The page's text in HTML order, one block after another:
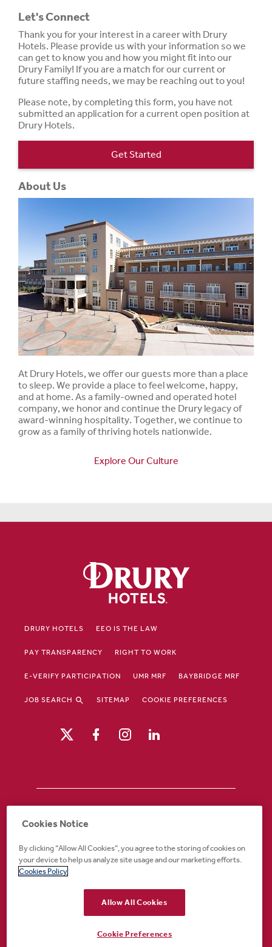
Let's Connect
Thank you for your interest in a career with Drury
Hotels. Please provide us with your information so we
can get to know you and how you might fit into our
Drury Family! If you are a match for our current or
future staffing needs, we may be reaching out to you!
Please note, by completing this form, you have not
submitted an application for a current open position at
Drury Hotels.
Get Started
About Us
At Drury Hotels, we offer our guests more than a place
to sleep. We provide a place to feel welcome, happy,
and at home. As a family-owned and operated hotel
company, we honor and continue the Drury legacy of
award-winning hospitality. Together, we continue to
grow as a family of thriving hotels nationwide.
Explore Our Culture
DRURY HOTELS EEO IS THE LAW
PAY TRANSPARENCY RIGHT TO WORK
E-VERIFY PARTICIPATION UMR MRF BAYBRIDGE MRF
JOB SEARCH SITEMAP COOKIE PREFERENCES
affirmative action employer. If you require an
open positions or for any other part of the
application or employment process, please
recruiting@druryhotels.com.
Cookies Notice
By clicking “Allow All Cookies”, you agree to the storing of cookies on
your device to help us analyze site usage and our marketing efforts.
Cookies Policy
Allow All Cookies
Cookie Preferences